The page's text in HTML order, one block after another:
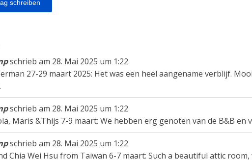
schrieb am 28. Mai 2025 um 1:22
27-29 maart 2025: Het was een heel aangename verblijf.
schrieb am 28. Mai 2025 um 1:22
Maris &Thijs 7-9 maart: We hebben erg genoten van de B&B en
schrieb am 28. Mai 2025 um 1:22
Chia Wei Hsu from Taiwan 6-7 maart: Such a beautiful attic